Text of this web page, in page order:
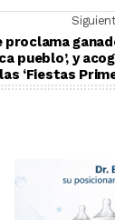
proclama
pueblo’, y
‘Fiestas